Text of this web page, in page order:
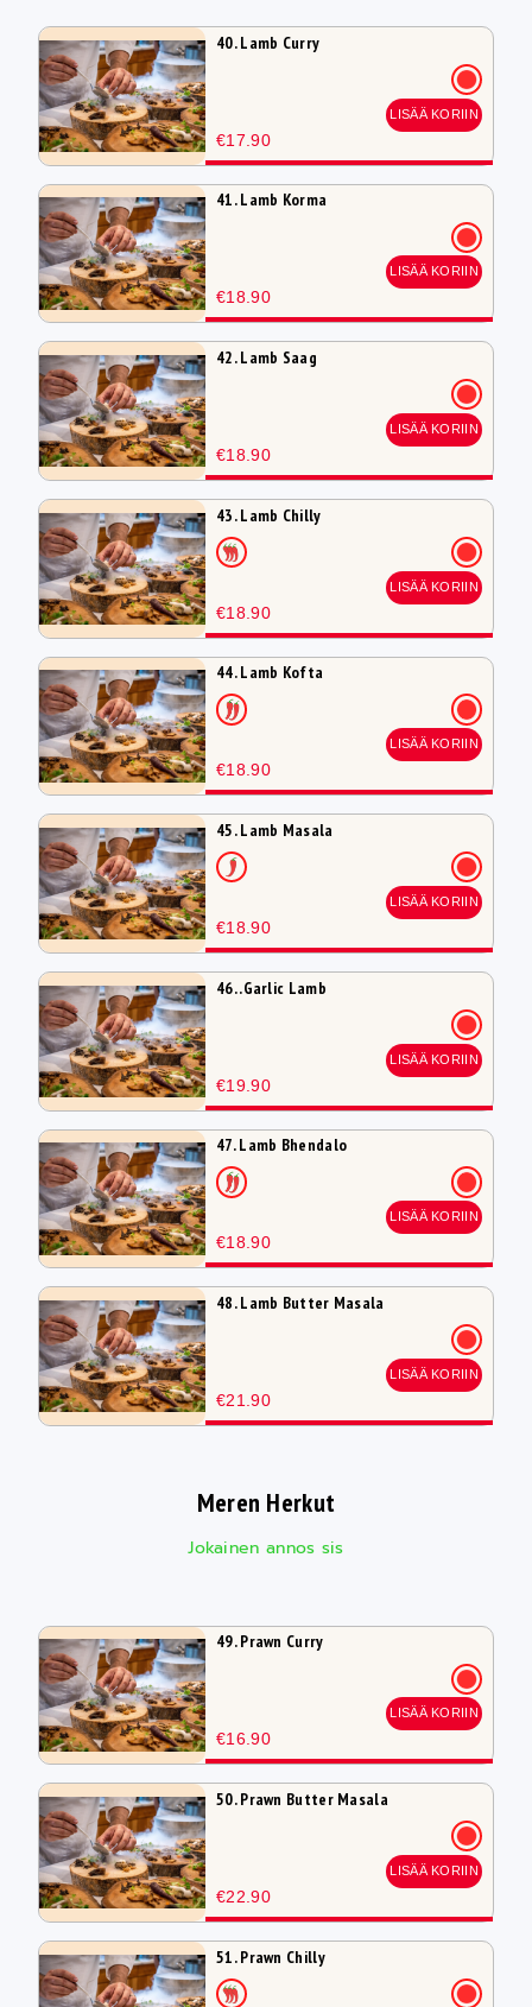
40. Lamb Curry
€17.90
LISÄÄ KORIIN
41. Lamb Korma
€18.90
LISÄÄ KORIIN
42. Lamb Saag
€18.90
LISÄÄ KORIIN
43. Lamb Chilly
€18.90
LISÄÄ KORIIN
44. Lamb Kofta
€18.90
LISÄÄ KORIIN
45. Lamb Masala
€18.90
LISÄÄ KORIIN
46. .Garlic Lamb
€19.90
LISÄÄ KORIIN
47. Lamb Bhendalo
€18.90
LISÄÄ KORIIN
48. Lamb Butter Masala
€21.90
LISÄÄ KORIIN
Meren Herkut
Jokainen annos sis
49. Prawn Curry
€16.90
LISÄÄ KORIIN
50. Prawn Butter Masala
€22.90
LISÄÄ KORIIN
51. Prawn Chilly